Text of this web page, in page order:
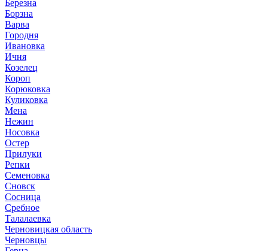
Березна
Борзна
Варва
Городня
Ивановка
Ичня
Козелец
Короп
Корюковка
Куликовка
Мена
Нежин
Носовка
Остер
Прилуки
Репки
Семеновка
Сновск
Сосница
Сребное
Талалаевка
Черновицкая область
Черновцы